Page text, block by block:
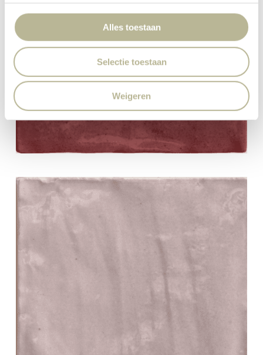
Alles toestaan
Selectie toestaan
Weigeren